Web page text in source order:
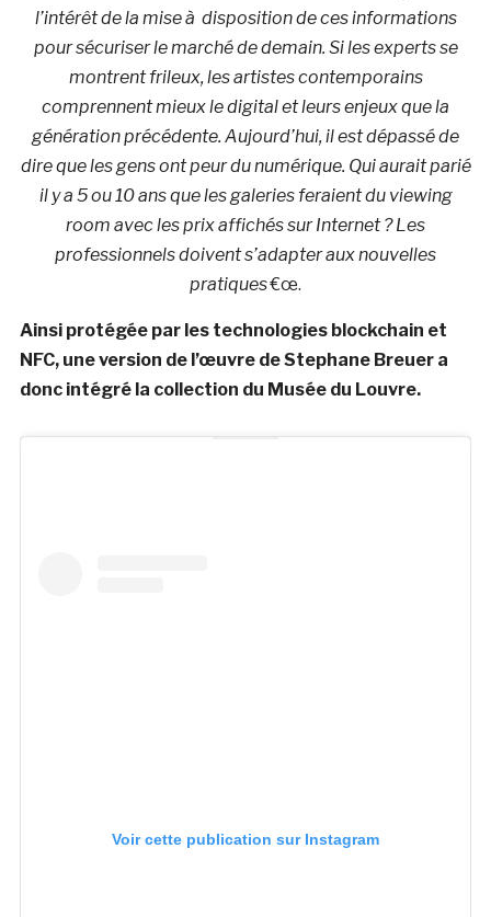
l’intérêt de la mise à disposition de ces informations
pour sécuriser le marché de demain. Si les experts se
montrent frileux, les artistes contemporains
comprennent mieux le digital et leurs enjeux que la
génération précédente. Aujourd’hui, il est dépassé de
dire que les gens ont peur du numérique. Qui aurait parié
il y a 5 ou 10 ans que les galeries feraient du viewing
room avec les prix affichés sur Internet ? Les
professionnels doivent s’adapter aux nouvelles
pratiques€œ.
Ainsi protégée par les technologies blockchain et
NFC, une version de l’œuvre de Stephane Breuer a
donc intégré la collection du Musée du Louvre.
Voir cette publication sur Instagram